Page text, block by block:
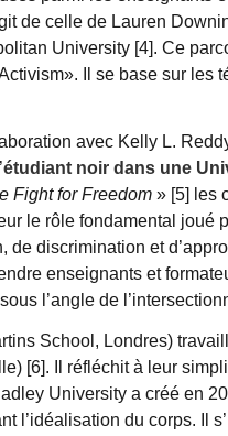
de celle de Lauren
University [4]. Ce
Il se base sur
avec Kelly L.
étudiant noir dans une
Fight for Freedom » [5] les
le rôle fondamental
de discrimination et
enseignants et
l’angle de
School, Londres)
[6]. Il réfléchit à leur
University a créé en
l’idéalisation du corps. Il